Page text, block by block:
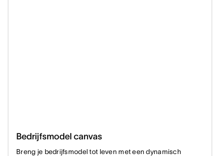
Bedrijfsmodel canvas
Breng je bedrijfsmodel tot leven met een dynamisch